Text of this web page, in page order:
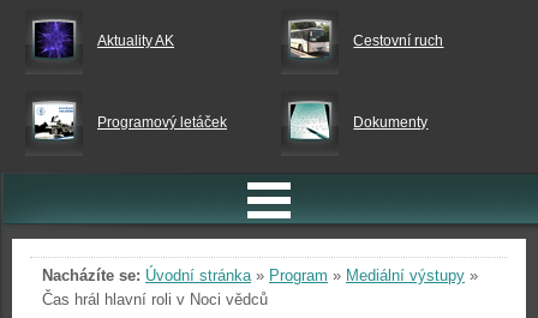
Aktuality AK Cestovní ruch
Programový letáček Dokumenty
Nacházíte se: Úvodní stránka» Program » Mediální výstupy »
Čas hrál hlavní roli v Noci vědců